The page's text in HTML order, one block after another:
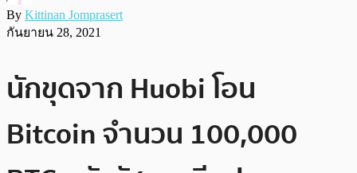
By Kittinan Jomprasert
กันยายน 28, 2021
นักขุดจาก Huobi โอน
Bitcoin จำนวน 100,000